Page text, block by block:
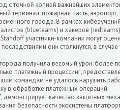
с точной копией важнейших
терминал, пожарная часть, аэропорт,
города. В рамках
(blueteams) и хакеров
участники-компании могут
они столкнутся, в
получила весомый урон: более
платежный процессинг,
командам не удалось нарушить
в обработке платежных операций.
демонстрирует качество защитных
безопасности экосистемы